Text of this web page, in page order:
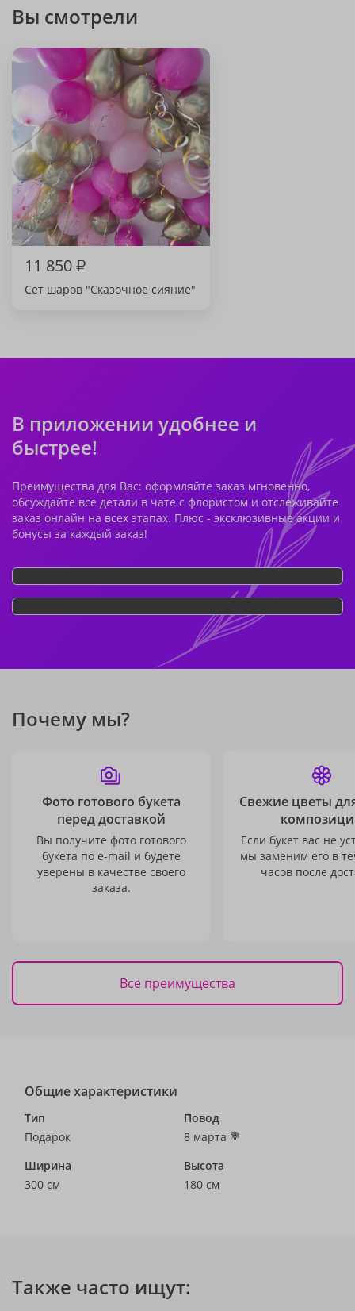
Вы смотрели
11 850₽
Сет шаров "Сказочное сияние"
В приложении удобнее и
быстрее!
Преимущества для Вас: оформляйте заказ мгновенно,
обсуждайте все детали в чате с флористом и отслеживайте
заказ онлайн на всех этапах. Плюс - эксклюзивные акции и
бонусы за каждый заказ!
Почему мы?
Фото готового букета
перед доставкой
Вы получите фото готового
букета по e-mail и будете
уверены в качестве своего
заказа.
Свежие цветы
Если букет вас не
мы заменим его в
часов после
Все преимущества
Общие характеристики
Тип
Подарок
Повод
8 марта 💐
Ширина
300 см
Высота
180 см
Также часто ищут: